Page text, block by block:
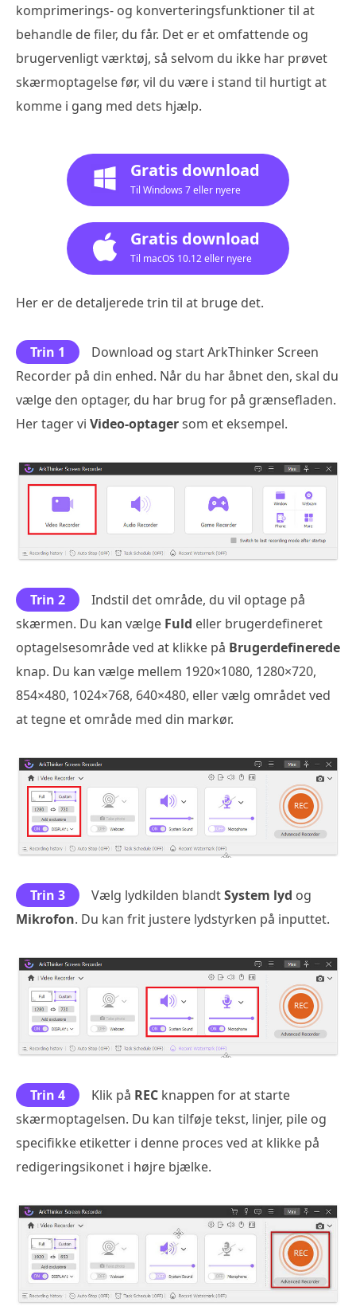
komprimerings- og konverteringsfunktioner til at
behandle de filer, du får. Det er et omfattende og
brugervenligt værktøj, så selvom du ikke har prøvet
skærmoptagelse før, vil du være i stand til hurtigt at
komme i gang med dets hjælp.
Gratis download
Til Windows 7 eller nyere
Gratis download
Til macOS 10.12 eller nyere
Her er de detaljerede trin til at bruge det.
Trin 1
Download og start ArkThinker Screen
Recorder på din enhed. Når du har åbnet den, skal du
vælge den optager, du har brug for på grænsefladen.
Her tager vi Video-optagersom et eksempel.
Trin 2
Indstil det område, du vil optage på
skærmen. Du kan vælge Fuld eller brugerdefineret
optagelsesområde ved at klikke på Brugerdefinerede
knap. Du kan vælge mellem 1920×1080, 1280×720,
854×480, 1024×768, 640×480, eller vælg området ved
at tegne et område med din markør.
Trin 3 Vælg lydkilden blandtSystem lyd og
Mikrofon. Du kan frit justere lydstyrken på inputtet.
Trin 4 Klik på REC knappen for at starte
skærmoptagelsen. Du kan tilføje tekst, linjer, pile og
specifikke etiketter i denne proces ved at klikke på
redigeringsikonet i højre bjælke.